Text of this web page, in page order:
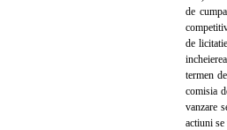
de
de
termen
comisia
vanzare
actiuni